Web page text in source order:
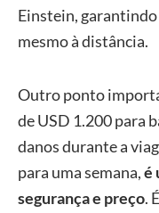
Einstein,
mesmo à distância.
Outro ponto
de USD 1.200 para
danos durante a
para uma semana,é
segurança e preço.